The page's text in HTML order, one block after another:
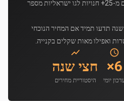
Fliplop סורק אוטומטית מחירים מ-25+ חנויות לגו ישראליות מספר
תדעו תמיד אם המחיר הנוכחי
ואפילו מאות שקלים בקנייה.
6×
יומי
חצי שנה
היסטוריית מחירים